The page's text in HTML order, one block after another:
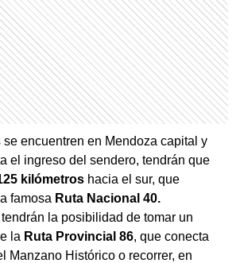
se encuentren en Mendoza capital y
el ingreso del sendero, tendrán que
kilómetros hacia el sur, que
famosa Ruta Nacional 40.
la posibilidad de tomar un
la Ruta Provincial 86, que conecta
Manzano Histórico o recorrer, en